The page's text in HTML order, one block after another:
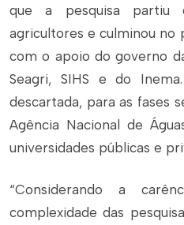
que a pesquisa partiu
agricultores e culminou no
com o apoio do governo
Seagri, SIHS e do
descartada, para as fases
Agência Nacional de
universidades públicas e
“Considerando a
complexidade das